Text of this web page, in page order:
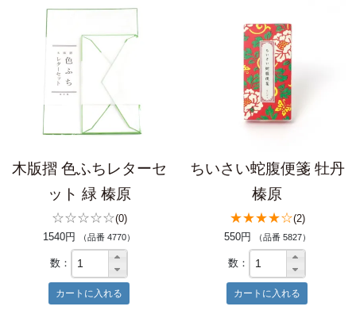
木版摺 色ふちレターセ
ット 緑 榛原
☆☆☆☆☆(0)
1540円
（品番 4770）
数：
ちいさい蛇腹便箋 牡丹
榛原
★★★★☆(2)
550円
（品番 5827）
数：